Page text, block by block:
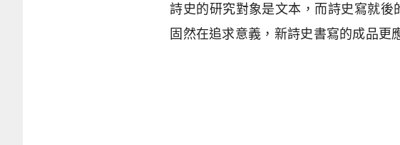
詩史的研究對象是文本，而詩史寫就
固然在追求意義，新詩史書寫的成品更